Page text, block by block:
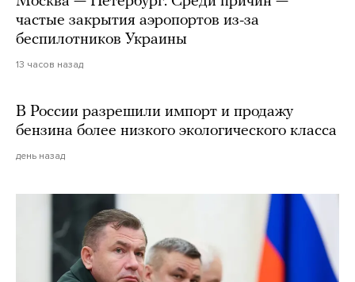
частые закрытия аэропортов из-за
беспилотников Украины
13 часов назад
В России разрешили импорт и продажу
бензина более низкого экологического класса
день назад